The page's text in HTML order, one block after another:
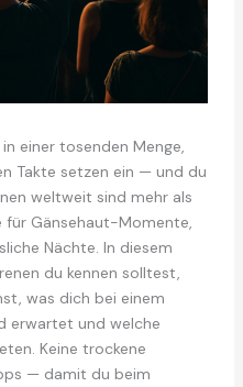
einer tosenden Menge,
Takte setzen ein — und du
weltweit sind mehr als
für Gänsehaut-Momente,
Nächte. In diesem
du kennen solltest,
was dich bei einem
erwartet und welche
Keine trockene
— damit du beim